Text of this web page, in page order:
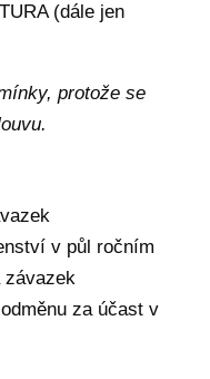
(dále jen
protože se
v půl ročním
závazek
za účast v